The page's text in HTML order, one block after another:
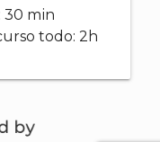
30 min
todo: 2h